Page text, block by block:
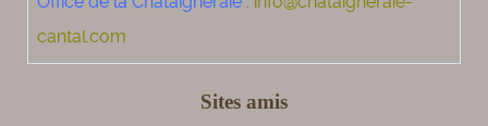
cantal.com
Sites amis